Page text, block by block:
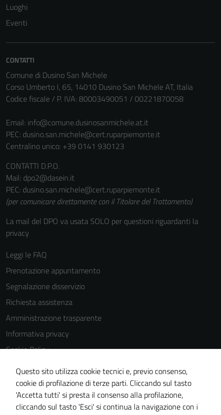
Luoghi
Eventi
CONTATTI
Comune di Dusino San Michele
Corso Umberto I, 65, 14010 Dusino San Michele AT, Italia
Codice fiscale / P. IVA: 80003490051 / 00221870058
Email: info@comune.dusinosanmichele.at.it
PEC: dusino.san.michele@cert.ruparpiemonte.it
Centralino unico: +39 0141 930123
CONTATTI D.P.O.
Mail: dpo2@dasein.it
PEC: dusino.san.michele@cert.ruparpiemonte.it
(per comunicare direttamente con il Titolare del Trattamento)
La mail del DPO va usata SOLO per questioni riguardanti la
privacy
Leggi le FAQ
Prenotazione appuntamento
Segnalazione disservizio
Richiesta assistenza
Amministrazione trasparente
Informativa privacy
Cookie Policy
Note legali
Dichiarazione di accessibilità
Obiettivi di accessibilità
Questo sito utilizza cookie tecnici e, previo consenso,
cookie di profilazione di terze parti. Cliccando sul tasto
'Accetta tutti' si presta il consenso alla profilazione,
cliccando sul tasto 'Esci' si continua la navigazione con i
Tecnici
funzionamento
del sito e non
essere
disabilitati.